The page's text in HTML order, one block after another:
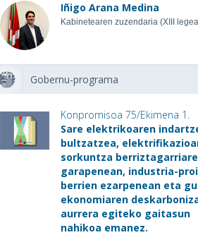
Iñigo Arana Medina
Kabinetearen zuzendaria (XIII
Gobernu-programa
Konpromisoa 75/Ekimena 1.
Sare elektrikoaren
bultzatzea,
sorkuntza
garapenean, industria-
berrien ezarpenean eta
ekonomiaren
aurrera egiteko gaitasun
nahikoa emanez.